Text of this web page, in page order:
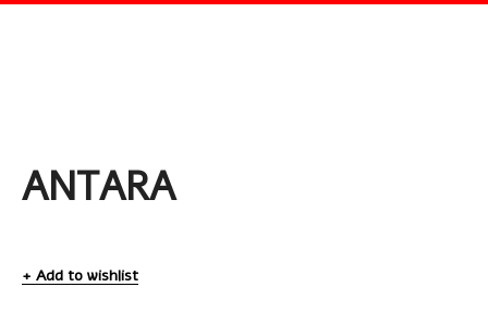
ANTARA
Add to wishlist